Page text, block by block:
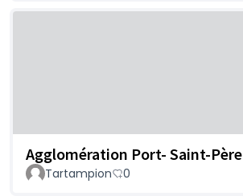
Agglomération Port- Saint-Père
Tartampion 0